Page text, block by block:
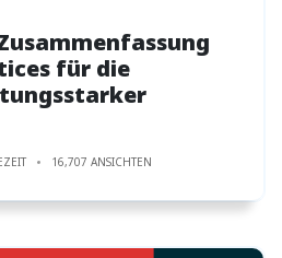
für die
16,707 ANSICHTEN